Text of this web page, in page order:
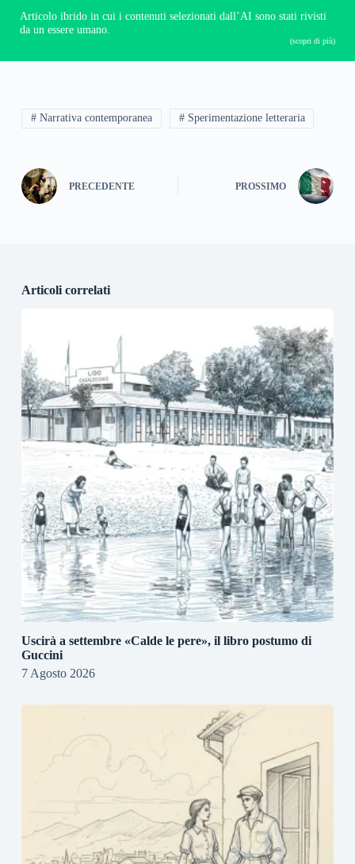
Articolo ibrido in cui i contenuti selezionati dall’AI sono stati rivisti
da un essere umano.
(scopri di più)
# Narrativa contemporanea # Sperimentazione letteraria
PRECEDENTE PROSSIMO
Articoli correlati
Uscirà a settembre «Calde le pere», il libro postumo di
Guccini
7 Agosto 2026